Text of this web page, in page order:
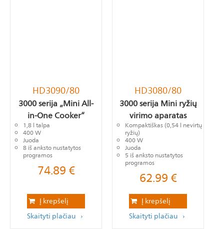
HD3090/80
3000 serija „Mini All-
in-One Cooker“
1,8 l talpa
400 W
Juoda
8 iš anksto nustatytos
programos
74.89€
Į krepšelį
Skaityti plačiau
HD3080/80
3000 serija Mini ryžių
virimo aparatas
Kompaktiškas (0,54 l nevirtų
ryžių)
400 W
Juoda
5 iš anksto nustatytos
programos
62.99€
Į krepšelį
Skaityti plačiau